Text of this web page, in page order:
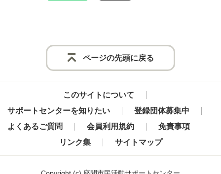
ページの先頭に戻る
このサイトについて
サポートセンターを知りたい
登録団体募集中
よくあるご質問
会員利用規約
免責事項
リンク集
サイトマップ